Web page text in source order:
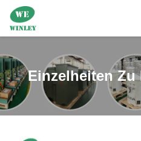
Einzelheiten Zu